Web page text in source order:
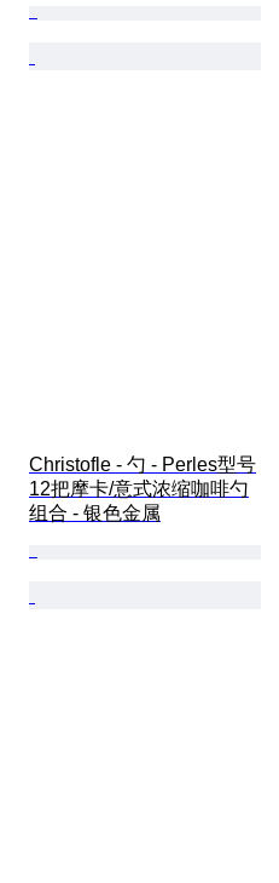
Christofle - 勺 - Perles型号
12把摩卡/意式浓缩咖啡勺
组合 - 银色金属